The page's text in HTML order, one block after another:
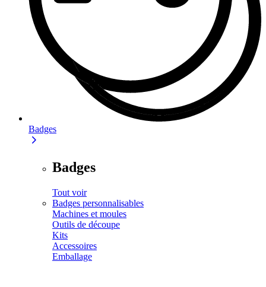
Badges
Badges
Tout voir
Badges personnalisables
Machines et moules
Outils de découpe
Kits
Accessoires
Emballage